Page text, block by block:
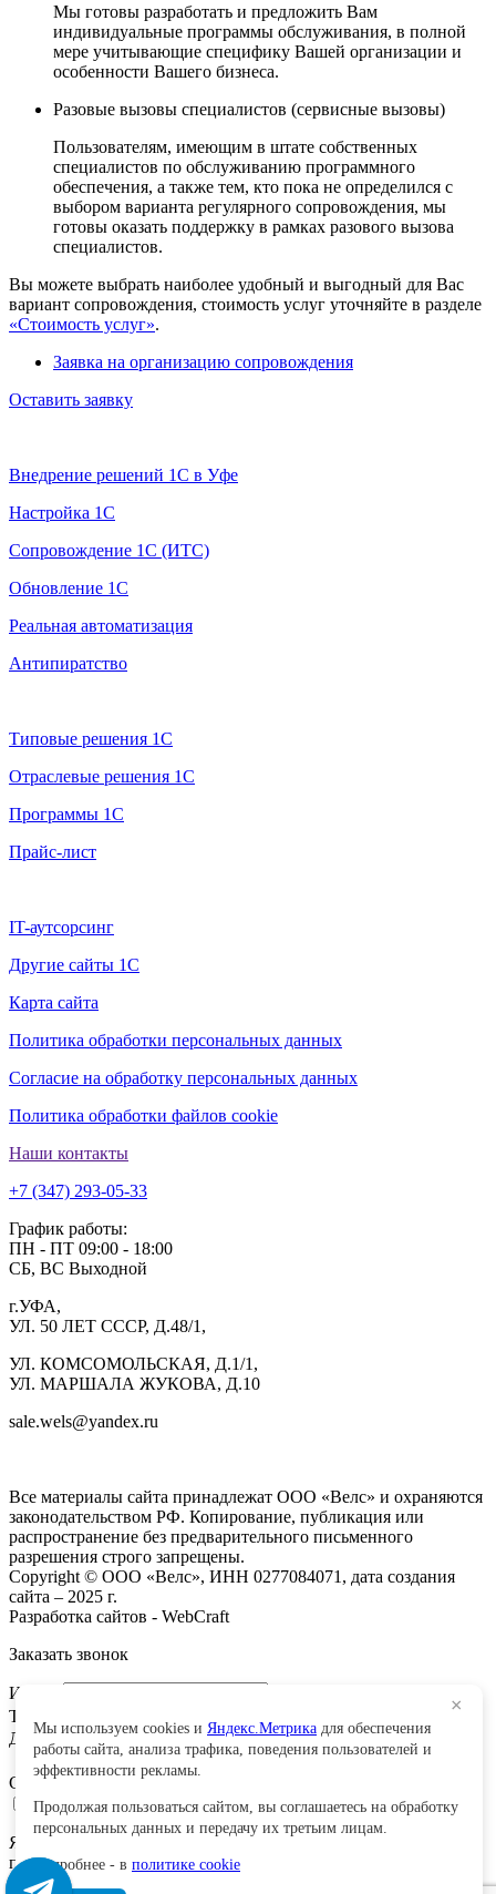
Мы готовы разработать и предложить Вам
индивидуальные программы обслуживания, в полной
мере учитывающие специфику Вашей организации и
особенности Вашего бизнеса.
Разовые вызовы специалистов (сервисные вызовы)
Пользователям, имеющим в штате собственных
специалистов по обслуживанию программного
обеспечения, а также тем, кто пока не определился с
выбором варианта регулярного сопровождения, мы
готовы оказать поддержку в рамках разового вызова
специалистов.
Вы можете выбрать наиболее удобный и выгодный для Вас
вариант сопровождения, стоимость услуг уточняйте в разделе
«Стоимость услуг».
Заявка на организацию сопровождения
Оставить заявку
Внедрение решений 1С в Уфе
Настройка 1С
Сопровождение 1С (ИТС)
Обновление 1С
Реальная автоматизация
Антипиратство
Типовые решения 1С
Отраслевые решения 1С
Программы 1С
Прайс-лист
IT-аутсорсинг
Другие сайты 1С
Карта сайта
Политика обработки персональных данных
Согласие на обработку персональных данных
Политика обработки файлов cookie
Наши контакты
+7 (347) 293-05-33
График работы:
ПН - ПТ 09:00 - 18:00
СБ, ВС Выходной
г.УФА,
УЛ. 50 ЛЕТ СССР, Д.48/1,
УЛ. КОМСОМОЛЬСКАЯ, Д.1/1,
УЛ. МАРШАЛА ЖУКОВА, Д.10
sale.wels@yandex.ru
Все материалы сайта принадлежат ООО «Велс» и охраняются
законодательством РФ. Копирование, публикация или
распространение без предварительного письменного
разрешения строго запрещены.
Copyright © ООО «Велс», ИНН 0277084071, дата создания
сайта – 2025 г.
Разработка сайтов - WebCraft
Заказать звонок
Имя:
Телефон
Добавить сообщение
Сообщение
Я даю
на обработку моих персональных данных и
подтверждаю, что ознакомлен с
персональных данных
×
Мы используем cookies и Яндекс.Метрика для обеспечения
работы сайта, анализа трафика, поведения пользователей и
эффективности рекламы.
Продолжая пользоваться сайтом, вы соглашаетесь на обработку
персональных данных и передачу их третьим лицам.
Подробнее - в политике cookie